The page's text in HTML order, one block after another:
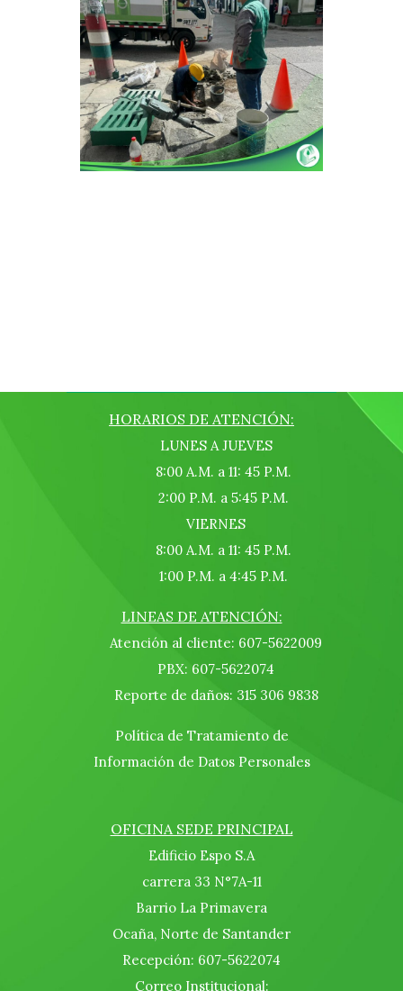
HORARIOS DE ATENCIÓN:
LUNES A JUEVES
8:00 A.M. a 11: 45 P.M.
2:00 P.M. a 5:45 P.M.
VIERNES
8:00 A.M. a 11: 45 P.M.
1:00 P.M. a 4:45 P.M.
LINEAS DE ATENCIÓN:
Atención al cliente: 607-5622009
PBX: 607-5622074
Reporte de daños: 315 306 9838
Política de Tratamiento de
Información de Datos Personales
OFICINA SEDE PRINCIPAL
Edificio Espo S.A
carrera 33 N°7A-11
Barrio La Primavera
Ocaña, Norte de Santander
Recepción: 607-5622074
Correo Institucional: